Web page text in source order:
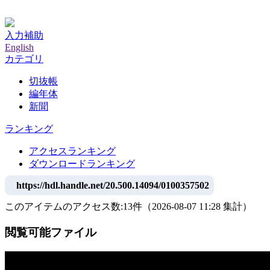
入力補助
English
カテゴリ
切抜帳
編年体
新聞
ランキング
アクセスランキング
ダウンロードランキング
https://hdl.handle.net/20.500.14094/0100357502
このアイテムのアクセス数:13件 （2026-08-07 11:28 集計）
閲覧可能ファイル